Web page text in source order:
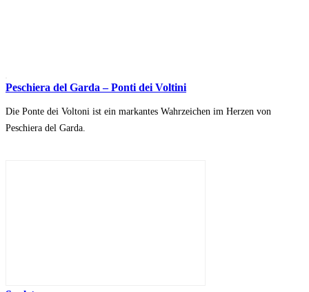
Peschiera del Garda – Ponti dei Voltini
Die Ponte dei Voltoni ist ein markantes Wahrzeichen im Herzen von
Peschiera del Garda.